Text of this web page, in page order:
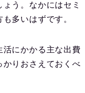
う。なかにはセミ
多いはずです。
活にかかる主な出費
りおさえておくべ